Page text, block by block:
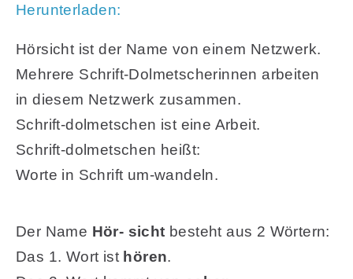
Herunterladen:
Hörsicht ist der Name von einem Netzwerk.
Mehrere Schrift-Dolmetscherinnen arbeiten
in diesem Netzwerk zusammen.
Schrift-dolmetschen ist eine Arbeit.
Schrift-dolmetschen heißt:
Worte in Schrift um-wandeln.
Der Name Hör- sicht besteht aus 2 Wörtern:
Das 1. Wort ist hören.